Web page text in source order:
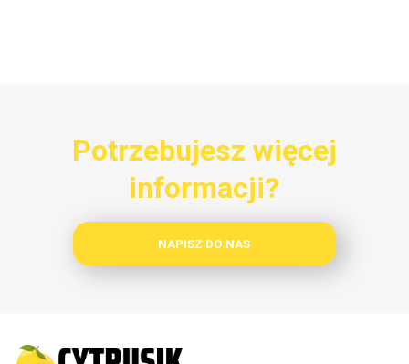
Potrzebujesz więcej
informacji?
NAPISZ DO NAS